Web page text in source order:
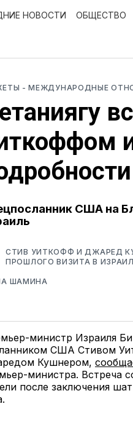
НОВОСТИ ОБЩЕСТВО
- МЕЖДУНАРОДНЫЕ
США на
СТИВ УИТКОФФ И ДЖАРЕД
ПРОШЛОГО ВИЗИТА В
ШАМИНА
министр Израиля
США Стивом
Кушнером,
министра. Встреча
после заключения